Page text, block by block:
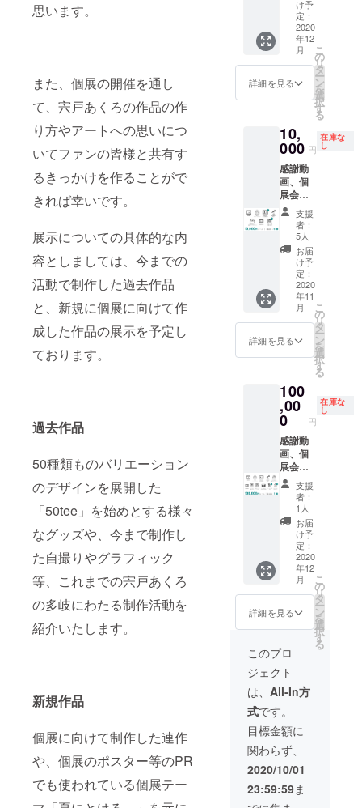
思います。
また、個展の開催を通し
て、宍戸あくろの作品の作
り方やアートへの思いにつ
いてファンの皆様と共有す
るきっかけを作ることがで
きれば幸いです。
展示についての具体的な内
容としましては、今までの
活動で制作した過去作品
と、新規に個展に向けて作
成した作品の展示を予定し
ております。
過去作品
50種類ものバリエーション
のデザインを展開した
「50tee」を始めとする様々
なグッズや、今まで制作し
た自撮りやグラフィック
等、これまでの宍戸あくろ
の多岐にわたる制作活動を
紹介いたします。
新規作品
個展に向けて制作した連作
や、個展のポスター等のPR
でも使われている個展テー
長)、自
撮りア
ソート
ランダ
ム4枚
備考欄
に掲載
お願い
します
セージ
カー
ド、今
までの
動画の
副音
声、手
書き名
個別
メッ
セージ
カー
ド、個
展招待
状、サ
イン付
き自撮
り(縦
長)、自
撮りア
ソート
ランダ
ム4枚
◎テー
マを出
利 備考
欄に掲
載する
お名前
の記入
をお願
いしま
す
け予
定：
2020
年12
月
詳細を見る
こ
の
リ
タ
ー
ン
を
選
択
す
る
10,
000 円
在庫な
し
感謝動
画、個
展会場
にお名
前掲載
(中)、手
書き
メッ
セージ
カー
ド、手
書き名
前入り
個別
メッ
セージ
ド、今
までの
動画の
副音
声、個
展招待
状 ◎サ
イン付
き自撮
り(縦長)
備考欄
に掲載
するお
名前の
記入を
お願い
します
支援
者：
5人
お届
け予
定：
2020
年11
月
詳細を見る
こ
の
リ
タ
ー
ン
を
選
択
す
る
100
,00
0 円
在庫な
し
感謝動
画、個
展会場
にお名
前掲載
(大)、手
書き
メッ
セージ
カー
ド、今
までの
動画の
副音
声、手
書き名
前入り
個別
メッ
セージ
カー
ド、個
展招待
状、サ
イン付
き自撮
り(縦
長)、自
撮りア
支援
者：
1人
お届
け予
定：
2020
年12
月
詳細を見る
こ
の
リ
タ
ー
ン
を
選
択
す
る
このプロ
ジェクト
は、 All-In方
式です。
目標金額に
関わらず、
2020/10/01
23:59:59ま